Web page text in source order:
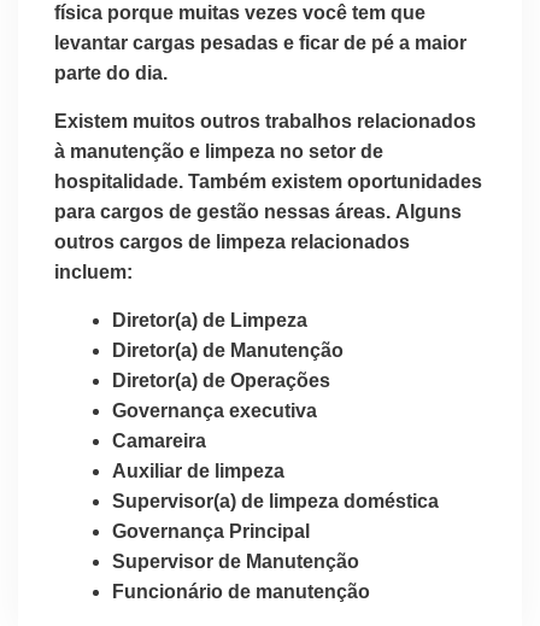
física porque muitas vezes você tem que
levantar cargas pesadas e ficar de pé a maior
parte do dia.
Existem muitos outros trabalhos relacionados
à manutenção e limpeza no setor de
hospitalidade. Também existem oportunidades
para cargos de gestão nessas áreas. Alguns
outros cargos de limpeza relacionados
incluem:
Diretor(a) de Limpeza
Diretor(a) de Manutenção
Diretor(a) de Operações
Governança executiva
Camareira
Auxiliar de limpeza
Supervisor(a) de limpeza doméstica
Governança Principal
Supervisor de Manutenção
Funcionário de manutenção